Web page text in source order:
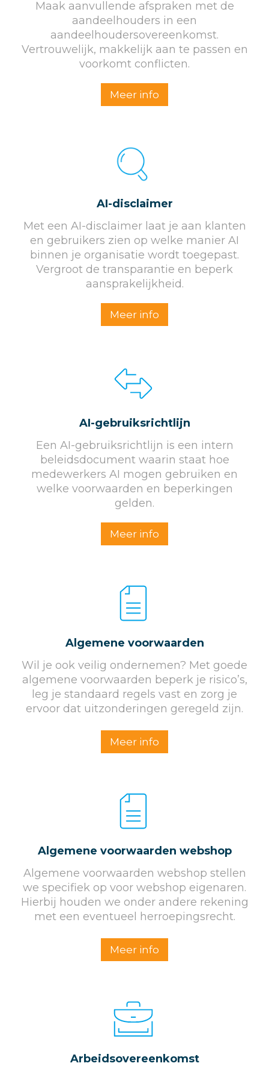
Maak aanvullende afspraken met de
aandeelhouders in een
aandeelhoudersovereenkomst.
Vertrouwelijk, makkelijk aan te passen en
voorkomt conflicten.
Meer info
AI-disclaimer
Met een AI-disclaimer laat je aan klanten
en gebruikers zien op welke manier AI
binnen je organisatie wordt toegepast.
Vergroot de transparantie en beperk
aansprakelijkheid.
Meer info
AI-gebruiksrichtlijn
Een AI-gebruiksrichtlijn is een intern
beleidsdocument waarin staat hoe
medewerkers AI mogen gebruiken en
welke voorwaarden en beperkingen
gelden.
Meer info
Algemene voorwaarden
Wil je ook veilig ondernemen? Met goede
algemene voorwaarden beperk je risico’s,
leg je standaard regels vast en zorg je
ervoor dat uitzonderingen geregeld zijn.
Meer info
Algemene voorwaarden webshop
Algemene voorwaarden webshop stellen
we specifiek op voor webshop eigenaren.
Hierbij houden we onder andere rekening
met een eventueel herroepingsrecht.
Meer info
Arbeidsovereenkomst